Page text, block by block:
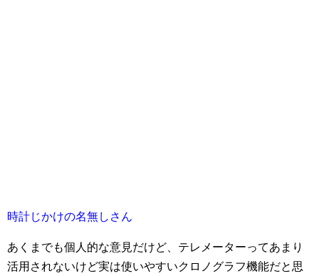
時計じかけの名無しさん
あくまでも個人的な意見だけど、テレメーターってあまり
活用されないけど実は使いやすいクロノグラフ機能だと思